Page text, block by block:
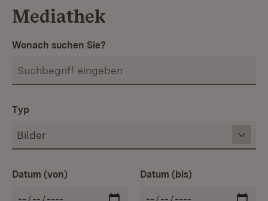
Mediathek
Wonach suchen Sie?
Typ
Datum (von) Datum (bis)